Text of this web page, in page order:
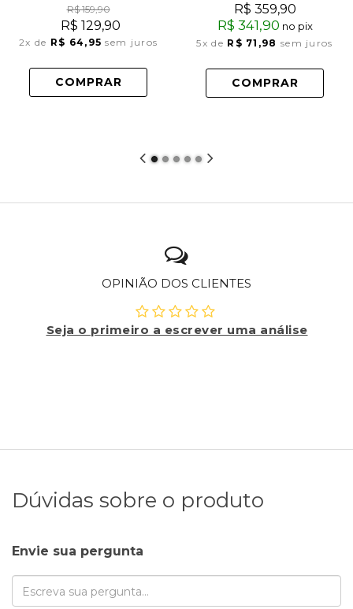
R$ 159,90
R$ 129,90
2x de R$ 64,95 sem juros
COMPRAR
R$ 359,90
R$ 341,90 no pix
5x de R$ 71,98 sem juros
COMPRAR
OPINIÃO DOS CLIENTES
Seja o primeiro a escrever uma análise
Dúvidas sobre o produto
Envie sua pergunta